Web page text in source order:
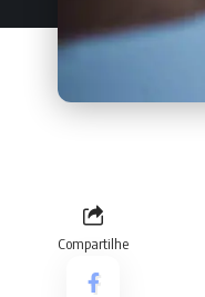
Compartilhe